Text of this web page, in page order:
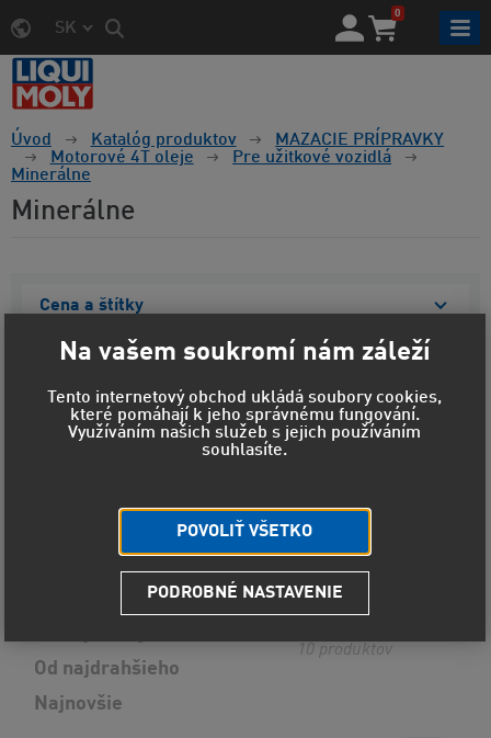
SK
0
Úvod Katalóg produktov
MAZACIE PRÍPRAVKY
Motorové 4T oleje
Pre užitkové vozidlá
Minerálne
Minerálne
Cena a štítky
Materiál obalu
Objem
Predvolené radenie
Od najdrahšieho
Najnovšie
10 produktov
Na vašem soukromí nám záleží
Tento internetový obchod ukládá soubory cookies,
které pomáhají k jeho správnému fungování.
Využíváním našich služeb s jejich používáním
souhlasíte.
POVOLIŤ VŠETKO
PODROBNÉ NASTAVENIE